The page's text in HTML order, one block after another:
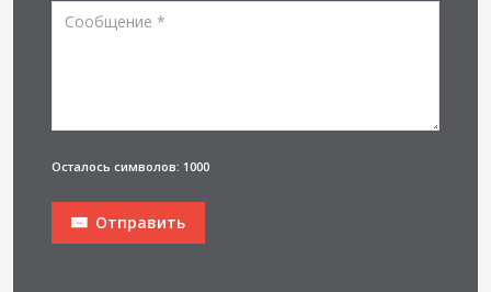
Осталось символов: 1000
Отправить